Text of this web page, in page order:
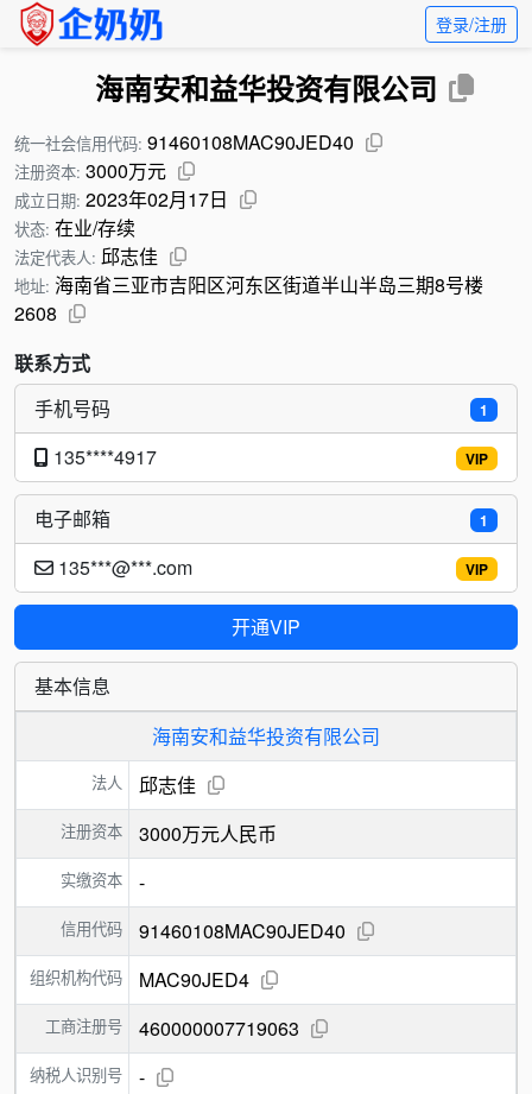
登录/注册
海南安和益华投资有限公司
统一社会信用代码: 91460108MAC90JED40
注册资本: 3000万元
成立日期: 2023年02月17日
状态: 在业/存续
法定代表人: 邱志佳
地址: 海南省三亚市吉阳区河东区街道半山半岛三期8号楼
2608
联系方式
1
手机号码
VIP
135****4917
1
电子邮箱
VIP
135***@***.com
开通VIP
基本信息
海南安和益华投资有限公司
法人 邱志佳
注册资本 3000万元人民币
实缴资本 -
信用代码 91460108MAC90JED40
组织机构代码 MAC90JED4
工商注册号 460000007719063
纳税人识别号 -